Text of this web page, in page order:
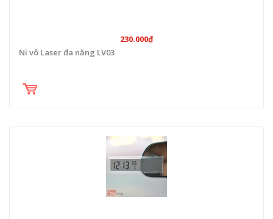
230.000₫
Ni vô Laser đa năng LV03